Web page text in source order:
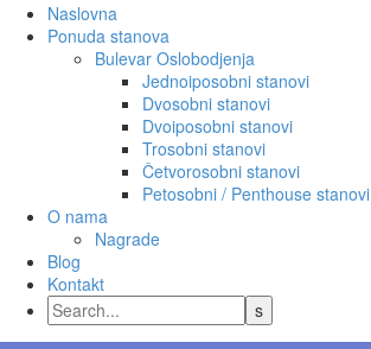
Naslovna
Ponuda stanova
Bulevar Oslobodjenja
Jednoiposobni stanovi
Dvosobni stanovi
Dvoiposobni stanovi
Trosobni stanovi
Četvorosobni stanovi
Petosobni / Penthouse stanovi
O nama
Nagrade
Blog
Kontakt